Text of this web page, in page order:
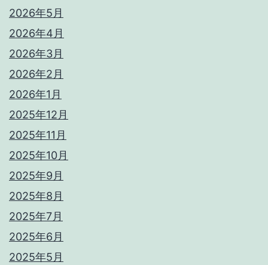
2026年5月
2026年4月
2026年3月
2026年2月
2026年1月
2025年12月
2025年11月
2025年10月
2025年9月
2025年8月
2025年7月
2025年6月
2025年5月